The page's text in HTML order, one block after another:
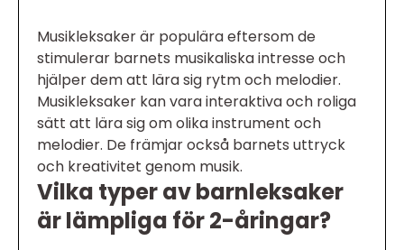
Musikleksaker är populära eftersom de
stimulerar barnets musikaliska intresse och
hjälper dem att lära sig rytm och melodier.
Musikleksaker kan vara interaktiva och roliga
sätt att lära sig om olika instrument och
melodier. De främjar också barnets uttryck
och kreativitet genom musik.
Vilka typer av barnleksaker
är lämpliga för 2-åringar?